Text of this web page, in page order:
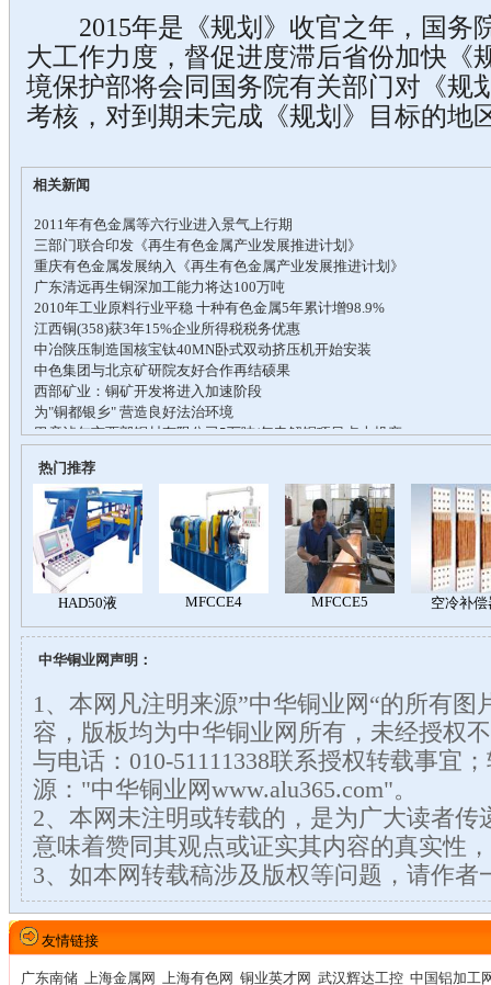
2015年是《规划》收官之年，国务
大工作力度，督促进度滞后省份加快《
境保护部将会同国务院有关部门对《规
考核，对到期未完成《规划》目标的地
相关新闻
热门推荐
中华铜业网声明：
1、本网凡注明来源”中华铜业网“的所有图
容，版板均为中华铜业网所有，未经授权
与电话：010-51111338联系授权转载事宜
源："中华铜业网www.alu365.com"。
2、本网未注明或转载的，是为广大读者传
意味着赞同其观点或证实其内容的真实性
3、如本网转载稿涉及版权等问题，请作者